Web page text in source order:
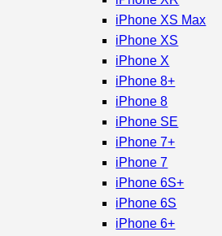
iPhone XS Max
iPhone XS
iPhone X
iPhone 8+
iPhone 8
iPhone SE
iPhone 7+
iPhone 7
iPhone 6S+
iPhone 6S
iPhone 6+